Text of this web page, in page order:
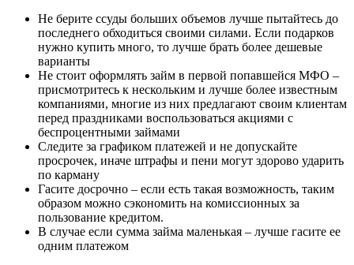
Не берите ссуды больших объемов лучше пытайтесь до
последнего обходиться своими силами. Если подарков
нужно купить много, то лучше брать более дешевые
варианты
Не стоит оформлять займ в первой попавшейся МФО –
присмотритесь к нескольким и лучше более известным
компаниями, многие из них предлагают своим клиентам
перед праздниками воспользоваться акциями с
беспроцентными займами
Следите за графиком платежей и не допускайте
просрочек, иначе штрафы и пени могут здорово ударить
по карману
Гасите досрочно – если есть такая возможность, таким
образом можно сэкономить на комиссионных за
пользование кредитом.
В случае если сумма займа маленькая – лучше гасите ее
одним платежом